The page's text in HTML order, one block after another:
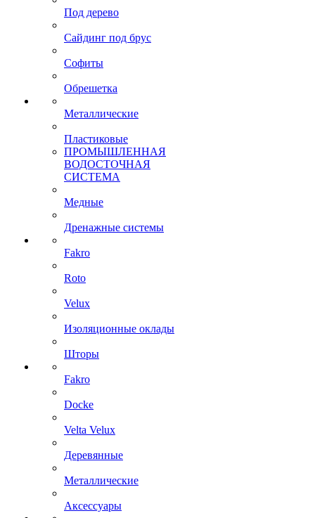
Под дерево
Сайдинг под брус
Софиты
Обрешетка
Металлические
Пластиковые
ПРОМЫШЛЕННАЯ
ВОДОСТОЧНАЯ
СИСТЕМА
Медные
Дренажные системы
Fakro
Roto
Velux
Изоляционные оклады
Шторы
Fakro
Docke
Velta Velux
Деревянные
Металлические
Аксессуары